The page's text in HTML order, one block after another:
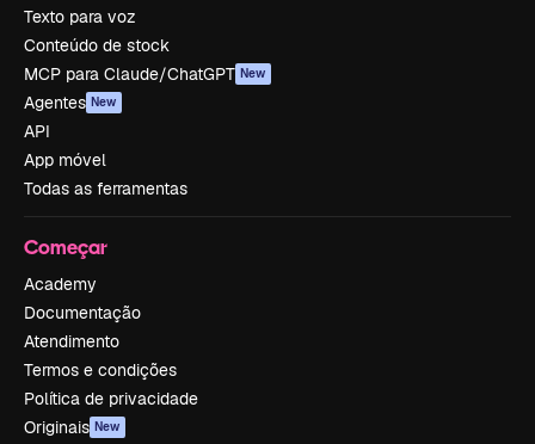
Texto para voz
Conteúdo de stock
MCP para Claude/ChatGPT New
Agentes New
API
App móvel
Todas as ferramentas
Começar
Academy
Documentação
Atendimento
Termos e condições
Política de privacidade
Originais New